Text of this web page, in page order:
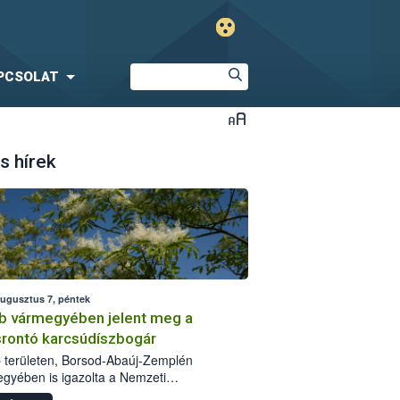
hírek
7, péntek
vármegyében jelent meg a
karcsúdíszbogár
területen, Borsod-Abaúj-Zemplén
is igazolta a Nemzeti
biztonsági Hivatal (Nébih) a